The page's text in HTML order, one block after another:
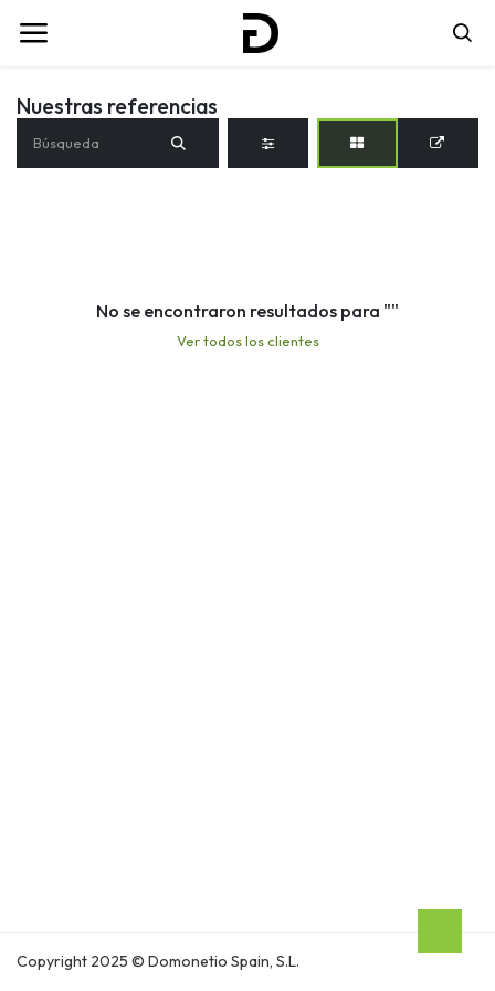
Nuestras referencias
No se encontraron resultados para ""
Ver todos los clientes
Copyright 2025 © Domonetio Spain, S.L.